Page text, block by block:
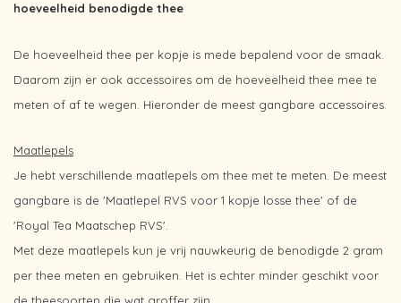
hoeveelheid benodigde thee
De hoeveelheid thee per kopje is mede bepalend voor de smaak.
Daarom zijn er ook accessoires om de hoeveelheid thee mee te
meten of af te wegen. Hieronder de meest gangbare accessoires.
Maatlepels
Je hebt verschillende maatlepels om thee met te meten. De meest
gangbare is de 'Maatlepel RVS voor 1 kopje losse thee' of de
'Royal Tea Maatschep RVS'.
Met deze maatlepels kun je vrij nauwkeurig de benodigde 2 gram
per thee meten en gebruiken. Het is echter minder geschikt voor